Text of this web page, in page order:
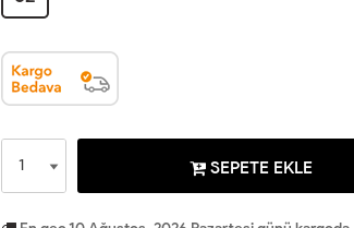
SEPETE EKLE